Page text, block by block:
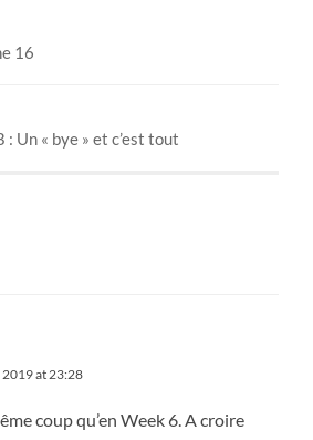
16
Un « bye » et c’est tout
at 23:28
coup qu’en Week 6. A croire